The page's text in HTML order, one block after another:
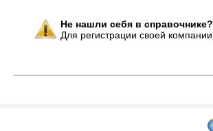
Не нашли себя в справочнике?
Для регистрации своей компании